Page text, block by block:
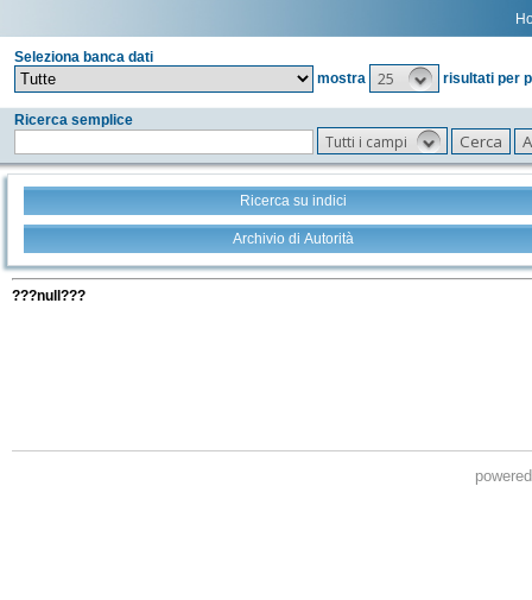
Seleziona banca dati
mostra
25 risultati per
Ricerca semplice
Tutti i campi
Ricerca su indici
Archivio di Autorità
???null???